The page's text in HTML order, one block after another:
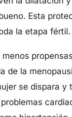
Esta
la etapa fértil.
de la
se dispara